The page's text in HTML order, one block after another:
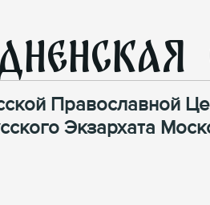
Православной
Экзархата